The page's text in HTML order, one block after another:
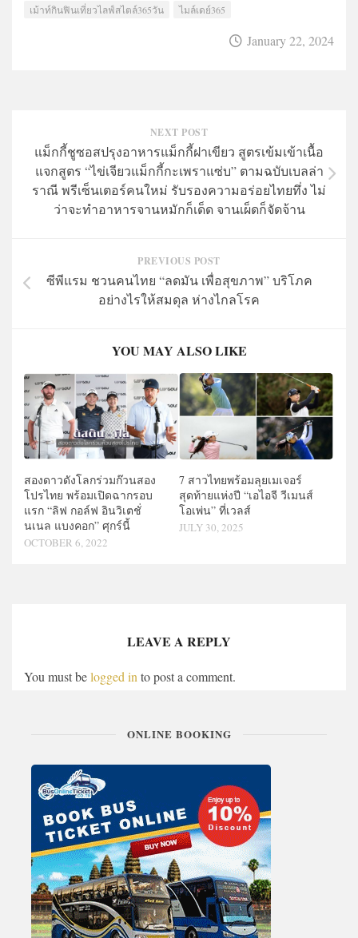
เม้าท์กินฟินเที่ยวไลฟ์สไตล์365วัน ไมล์เดย์365
January 22, 2024
NEXT POST
แม็กกี้ชูซอสปรุงอาหารแม็กกี้ฝาเขียว สูตรเข้มเข้าเนื้อ
แจกสูตร “ไข่เจียวแม็กกี้กะเพราแซ่บ” ตามฉบับเบลล่า
ราณี พรีเซ็นเตอร์คนใหม่ รับรองความอร่อยไทยทึ่ง ไม่
ว่าจะทำอาหารจานหมักก็เด็ด จานเผ็ดก็จัดจ้าน
PREVIOUS POST
ซีพีแรม ชวนคนไทย “ลดมัน เพื่อสุขภาพ” บริโภค
อย่างไรให้สมดุล ห่างไกลโรค
YOU MAY ALSO LIKE
สองดาวดังโลกร่วมก๊วนสอง
โปรไทย พร้อมเปิดฉากรอบ
แรก “ลิฟ กอล์ฟ อินวิเตชั่
นเนล แบงคอก” ศุกร์นี้
OCTOBER 6, 2022
7 สาวไทยพร้อมลุยเมเจอร์
สุดท้ายแห่งปี “เอไอจี วีเมนส์
โอเพ่น” ที่เวลส์
JULY 30, 2025
LEAVE A REPLY
You must belogged into post a comment.
ONLINE BOOKING